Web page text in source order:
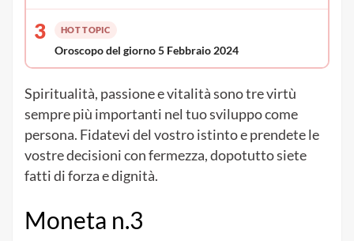
3 HOT TOPIC
Oroscopo del giorno 5 Febbraio 2024
Spiritualità, passione e vitalità sono tre virtù
sempre più importanti nel tuo sviluppo come
persona. Fidatevi del vostro istinto e prendete le
vostre decisioni con fermezza, dopotutto siete
fatti di forza e dignità.
Moneta n.3